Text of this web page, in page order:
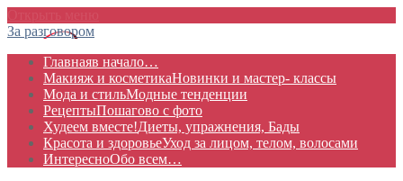
За разговором
Главнаяв начало…
Макияж и косметикаНовинки и мастер- классы
Мода и стильМодные тенденции
РецептыПошагово с фото
Худеем вместе!Диеты, упражнения, Бады
Красота и здоровьеУход за лицом, телом, волосами
ИнтересноОбо всем…